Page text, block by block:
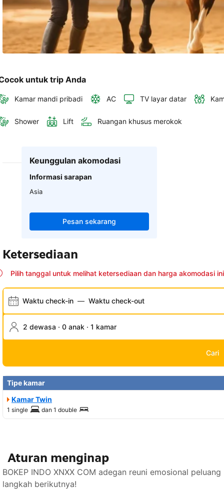
untuk trip Anda
Kamar mandi pribadi AC TV layar datar
Shower Lift Ruangan khusus merokok
Keunggulan akomodasi
Informasi sarapan
Asia
Pesan sekarang
Ketersediaan
Pilih tanggal untuk melihat ketersediaan dan harga akomodasi ini
Waktu check-in — Waktu check-out
2 dewasa · 0 anak · 1 kamar
Cari
Tipe kamar
Kamar Twin
1 single dan 1 double
Aturan menginap
BOKEP INDO XNXX COM adegan reuni emosional
langkah berikutnya!